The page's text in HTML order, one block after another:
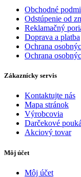
Obchodné
Odstúpenie od
Reklamačný
Doprava a platba
Ochrana
Ochrana
Zákaznícky servis
Kontaktujte nás
Mapa stránok
Výrobcovia
Darčekové
Akciový tovar
Môj účet
Môj účet